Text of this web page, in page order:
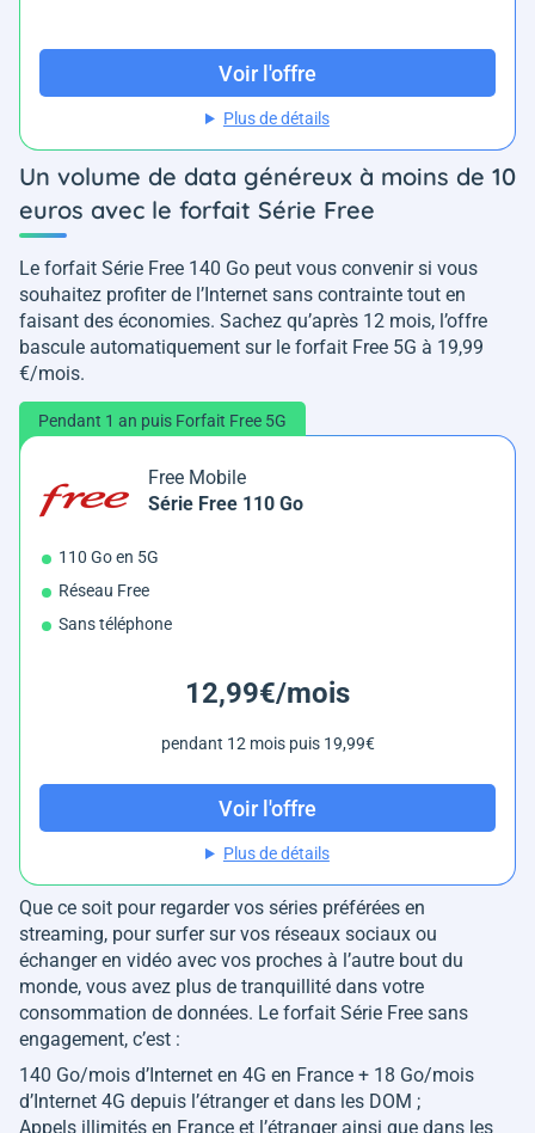
Voir l'offre
Plus de détails
Un volume de data généreux à moins de 10
euros avec le forfait Série Free
Le forfait Série Free 140 Go peut vous convenir si vous
souhaitez profiter de l’Internet sans contrainte tout en
faisant des économies. Sachez qu’après 12 mois, l’offre
bascule automatiquement sur le forfait Free 5G à 19,99
€/mois.
Pendant 1 an puis Forfait Free 5G
Free Mobile
Série Free 110 Go
110 Go en 5G
Réseau Free
Sans téléphone
12,99€/mois
pendant 12 mois puis 19,99€
Voir l'offre
Plus de détails
Que ce soit pour regarder vos séries préférées en
streaming, pour surfer sur vos réseaux sociaux ou
échanger en vidéo avec vos proches à l’autre bout du
monde, vous avez plus de tranquillité dans votre
consommation de données. Le forfait Série Free sans
engagement, c’est :
140 Go/mois d’Internet en 4G en France + 18 Go/mois
d’Internet 4G depuis l’étranger et dans les DOM ;
Appels illimités en France et l’étranger ainsi que dans les